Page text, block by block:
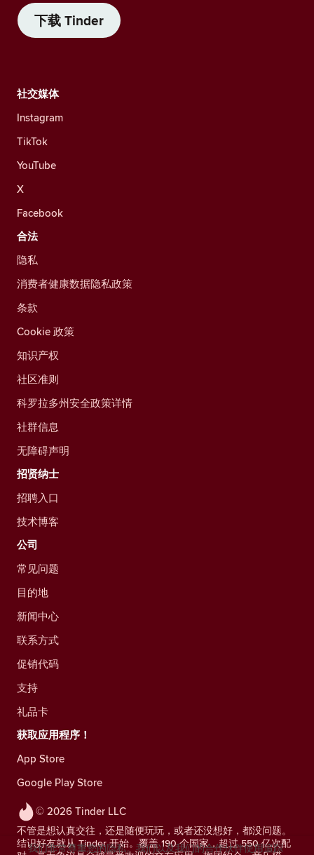
下载 Tinder
© 2026 Tinder LLC
不管是想认真交往，还是随便玩玩，或者还没想好，都没问题。
结识好友就从 Tinder 开始。覆盖 190 个国家，超过 550 亿次配
社交媒体
Instagram
TikTok
YouTube
X
Facebook
合法
隐私
消费者健康数据隐私政策
条款
Cookie 政策
知识产权
社区准则
科罗拉多州安全政策详情
社群信息
无障碍声明
招贤纳士
招聘入口
技术博客
公司
常见问题
目的地
新闻中心
联系方式
促销代码
支持
礼品卡
获取应用程序！
App Store
Google Play Store
我们非常尊重您的隐私。我们以及我们的合作伙伴使用追踪